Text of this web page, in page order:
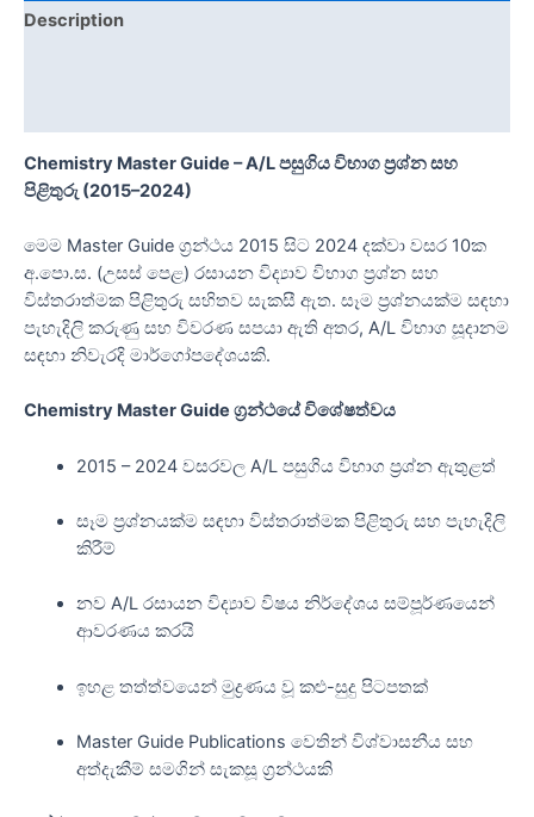
Description
Chemistry Master Guide – A/L පසුගිය විභාග ප්‍රශ්න සහ
පිළිතුරු (2015–2024)
මෙම Master Guide ග්‍රන්ථය 2015 සිට 2024 දක්වා වසර 10ක
අ.පො.ස. (උසස් පෙළ) රසායන විද්‍යාව විභාග ප්‍රශ්න සහ
විස්තරාත්මක පිළිතුරු සහිතව සැකසී ඇත. සෑම ප්‍රශ්නයක්ම සඳහා
පැහැදිලි කරුණු සහ විවරණ සපයා ඇති අතර, A/L විභාග සූදානම
සඳහා නිවැරදි මාර්ගෝපදේශයකි.
Chemistry Master Guide ග්‍රන්ථයේ විශේෂත්වය
2015 – 2024 වසරවල A/L පසුගිය විභාග ප්‍රශ්න ඇතුළත්
සෑම ප්‍රශ්නයක්ම සඳහා විස්තරාත්මක පිළිතුරු සහ පැහැදිලි
කිරීම්
නව A/L රසායන විද්‍යාව විෂය නිර්දේශය සම්පූර්ණයෙන්
ආවරණය කරයි
ඉහළ තත්ත්වයෙන් මුද්‍රණය වූ කළු-සුදු පිටපතක්
Master Guide Publications වෙතින් විශ්වාසනීය සහ
අත්දැකීම් සමගින් සැකසූ ග්‍රන්ථයකි